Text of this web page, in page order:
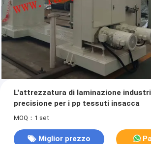
L'attrezzatura di laminazione
precisione per i pp tessuti insacca
MOQ：1 set
Miglior prezzo